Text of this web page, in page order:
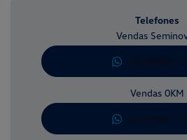
Telefones
Vendas
(48) 98800-
Vendas 0KM
(48) 98847-